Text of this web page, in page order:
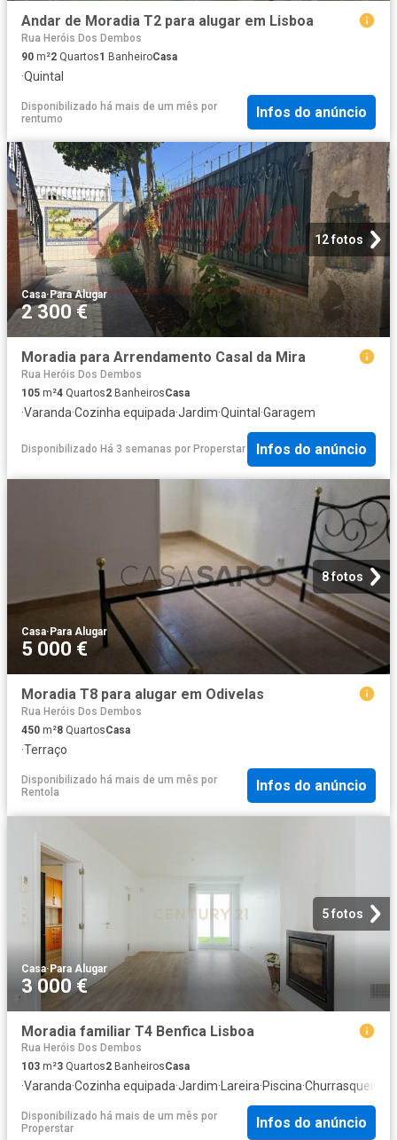
Andar de Moradia T2 para alugar em Lisboa
Rua Heróis Dos Dembos
90 m²2 Quartos1 BanheiroCasa
·Quintal
Disponibilizado há mais de um mês por
rentumo
Infos do anúncio
12 fotos
Casa· Para Alugar
2 300 €
Moradia para Arrendamento Casal da Mira
Rua Heróis Dos Dembos
105 m²4 Quartos2 BanheirosCasa
·Varanda·Cozinha equipada·Jardim·Quintal ·Garagem
Disponibilizado Há 3 semanas por Properstar Infos do anúncio
8 fotos
Casa· Para Alugar
5 000 €
Moradia T8 para alugar em Odivelas
Rua Heróis Dos Dembos
450 m²8 QuartosCasa
·Terraço
Disponibilizado há mais de um mês por
Rentola
Infos do anúncio
5 fotos
Casa·Para Alugar
3 000 €
Moradia familiar T4 Benfica Lisboa
Rua Heróis Dos Dembos
103 m²3 Quartos2 BanheirosCasa
·Varanda·Cozinha equipada·Jardim·Lareira·Piscina·Churrasqueira
Disponibilizado há mais de um mês por
Properstar
Infos do anúncio